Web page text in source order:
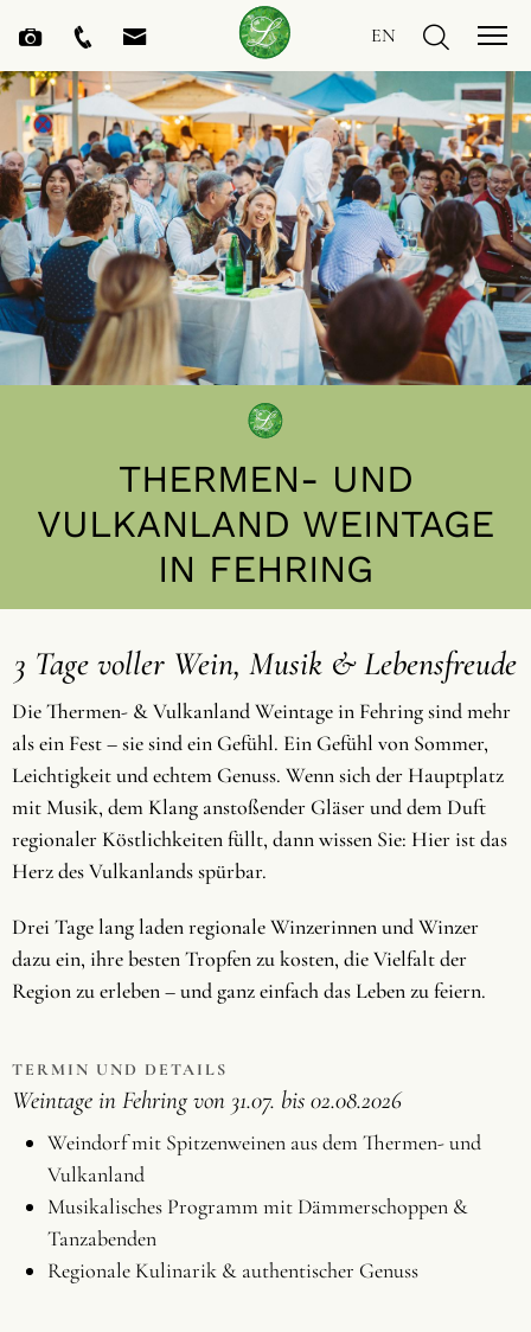
EN
THERMEN- UND
VULKANLAND WEINTAGE
IN FEHRING
3 Tage voller Wein, Musik & Lebensfreude
Die Thermen- & Vulkanland Weintage in Fehring sind mehr
als ein Fest – sie sind ein Gefühl. Ein Gefühl von Sommer,
Leichtigkeit und echtem Genuss. Wenn sich der Hauptplatz
mit Musik, dem Klang anstoßender Gläser und dem Duft
regionaler Köstlichkeiten füllt, dann wissen Sie: Hier ist das
Herz des Vulkanlands spürbar.
Drei Tage lang laden regionale Winzerinnen und Winzer
dazu ein, ihre besten Tropfen zu kosten, die Vielfalt der
Region zu erleben – und ganz einfach das Leben zu feiern.
TERMIN UND DETAILS
Weintage in Fehring von 31.07. bis 02.08.2026
Weindorf mit Spitzenweinen aus dem Thermen- und
Vulkanland
Musikalisches Programm mit Dämmerschoppen &
Tanzabenden
Regionale Kulinarik & authentischer Genuss